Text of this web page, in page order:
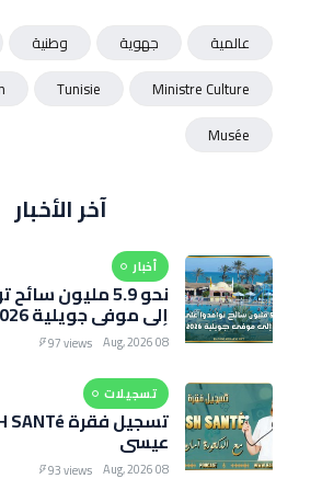
عالمية جهوية وطنية
Ministre Culture
Tunisie
Musée
آخر الأخبار
أخبار
نحو 5.9 مليون
إلى موفى جويلية 2026
08 Aug, 2026
97 views
تسجيلات
عيسى
08 Aug, 2026
93 views